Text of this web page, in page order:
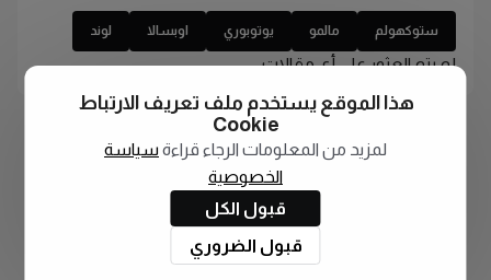
ستوكهولم مالمو يوتوبوري اوبسالا لوند
لم يتم العثور على أي مقالات
هذا الموقع يستخدم ملف تعريف الارتباط
Cookie
لمزيد من المعلومات الرجاء قراءة سياسة
الخصوصية
قبول الكل
قبول الضروري